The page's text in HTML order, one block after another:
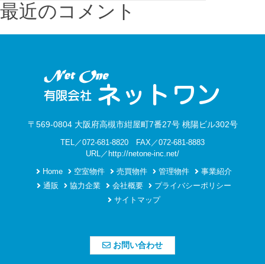
最近のコメント
〒569-0804 大阪府高槻市紺屋町7番27号 桃陽ビル302号
TEL／072-681-8820 FAX／072-681-8883
URL／http://netone-inc.net/
Home
空室物件 売買物件 管理物件
事業紹介
通販
協力企業 会社概要
プライバシーポリシー
サイトマップ
お問い合わせ